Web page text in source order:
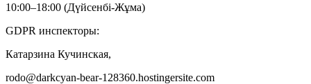
10:00–18:00 (Дүйсенбі-Жұма)
GDPR инспекторы:
Катарзина Кучинская,
rodo@darkcyan-bear-128360.hostingersite.com